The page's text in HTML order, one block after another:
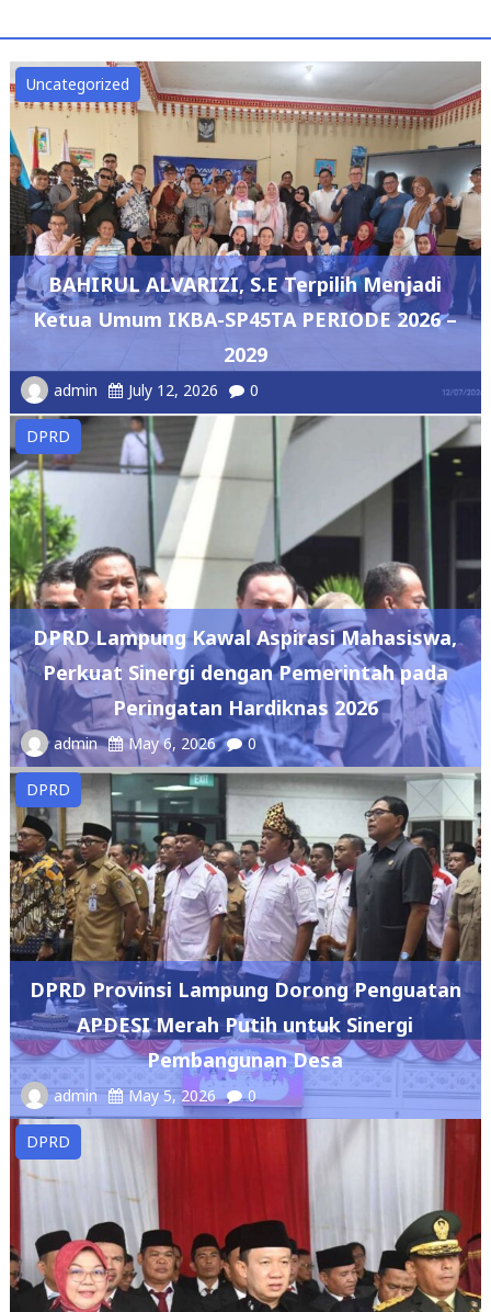
Uncategorized
BAHIRUL ALVARIZI, S.E Terpilih Menjadi
Ketua Umum IKBA-SP45TA PERIODE 2026 –
2029
admin July 12, 2026 0
DPRD
DPRD Lampung Kawal Aspirasi Mahasiswa,
Perkuat Sinergi dengan Pemerintah pada
Peringatan Hardiknas 2026
admin May 6, 2026 0
DPRD
DPRD Provinsi Lampung Dorong Penguatan
APDESI Merah Putih untuk Sinergi
Pembangunan Desa
admin May 5, 2026 0
DPRD